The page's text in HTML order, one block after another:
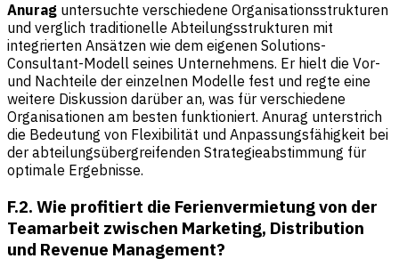
Anurag untersuchte verschiedene Organisationsstrukturen
und verglich traditionelle Abteilungsstrukturen mit
integrierten Ansätzen wie dem eigenen Solutions-
Consultant-Modell seines Unternehmens. Er hielt die Vor-
und Nachteile der einzelnen Modelle fest und regte eine
weitere Diskussion darüber an, was für verschiedene
Organisationen am besten funktioniert. Anurag unterstrich
die Bedeutung von Flexibilität und Anpassungsfähigkeit bei
der abteilungsübergreifenden Strategieabstimmung für
optimale Ergebnisse.
F.2. Wie profitiert die Ferienvermietung von der
Teamarbeit zwischen Marketing, Distribution
und Revenue Management?